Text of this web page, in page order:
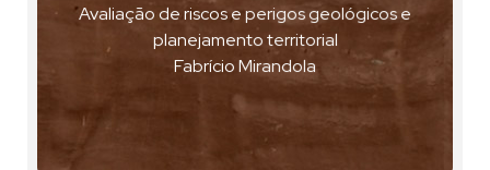
Avaliação de riscos e perigos geológicos e
planejamento territorial
Fabrício Mirandola
VER FOTO
VER GEOPOSTAL